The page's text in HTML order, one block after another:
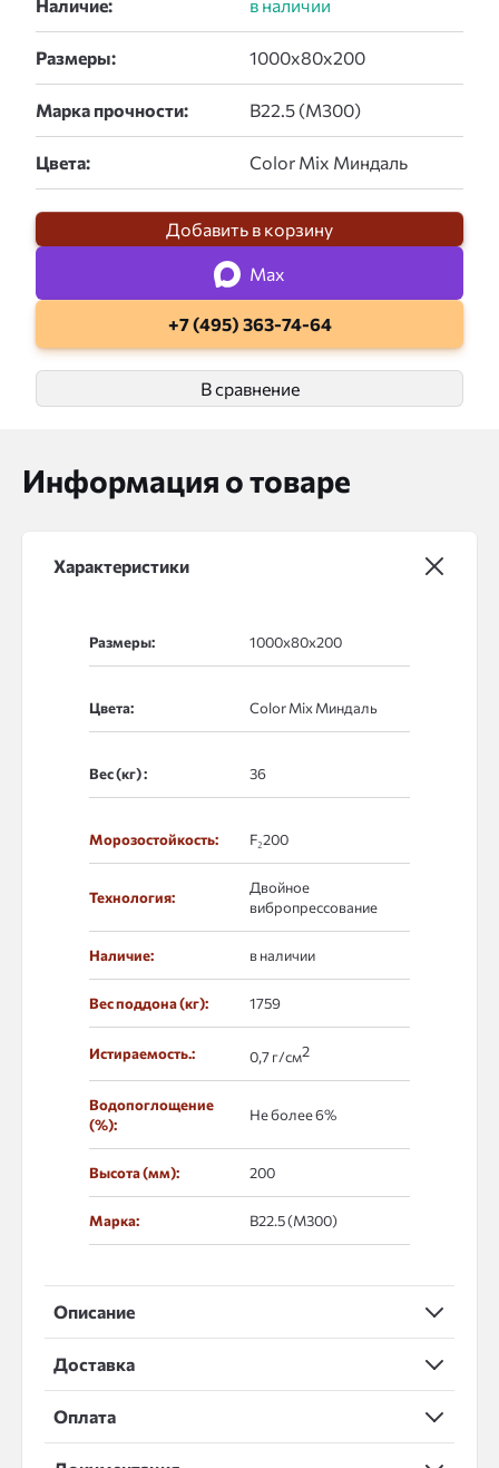
Наличие:
Размеры:
Марка прочности:
Цвета:
Добавить в корзину
Max
+7 (495) 363-74-64
В сравнение
Информация о товаре
Характеристики
Размеры:
Цвета:
Вес (кг) :
Морозостойкость: F₂200
Технология:
Двойное
вибропрессование
Наличие: в наличии
Вес поддона (кг): 1759
Истираемость.: 0,7 г/см2
Водопоглощение
(%):
Не более 6%
Высота (мм): 200
Марка: B22.5 (M300)
Описание
Доставка
Оплата